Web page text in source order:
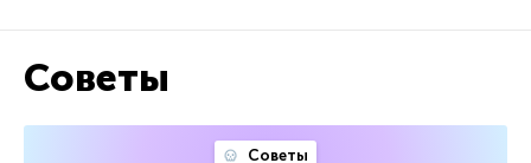
Советы
Советы